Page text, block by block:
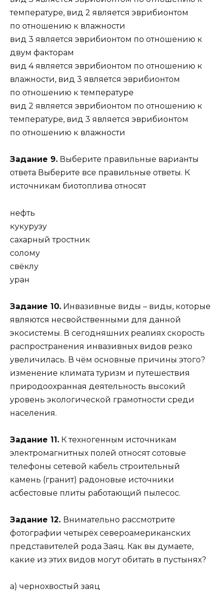
температуре, вид 2 является эврибионтом
по отношению к влажности
вид 3 является эврибионтом по отношению к
двум факторам
вид 4 является эврибионтом по отношению к
влажности, вид 3 является эврибионтом
по отношению к температуре
вид 2 является эврибионтом по отношению к
температуре, вид 3 является эврибионтом
по отношению к влажности
Задание 9. Выберите правильные варианты
ответа Выберите все правильные ответы. К
источникам биотоплива относят
нефть
кукурузу
сахарный тростник
солому
свёклу
уран
Задание 10. Инвазивные виды – виды, которые
являются несвойственными для данной
экосистемы. В сегодняшних реалиях скорость
распространения инвазивных видов резко
увеличилась. В чём основные причины этого?
изменение климата туризм и путешествия
природоохранная деятельность высокий
уровень экологической грамотности среди
населения.
Задание 11. К техногенным источникам
электромагнитных полей относят сотовые
телефоны сетевой кабель строительный
камень (гранит) радоновые источники
асбестовые плиты работающий пылесос.
Задание 12. Внимательно рассмотрите
фотографии четырёх североамериканских
представителей рода Заяц. Как вы думаете,
какие из этих видов могут обитать в пустынях?
а) чернохвостый заяц